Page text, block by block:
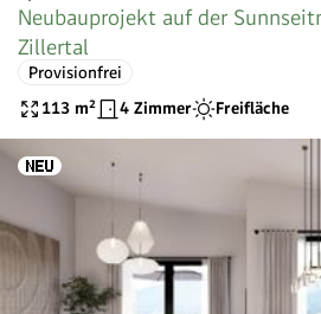
Neubauprojekt auf der
Zillertal
Provisionfrei
113 m² 4 Zimmer Freifläche